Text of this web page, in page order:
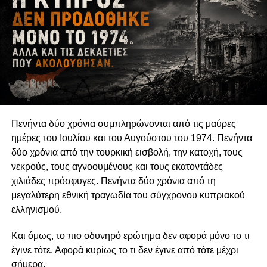
δημόσιου ελέγχου και συλλογικής διεκδίκησης οι οποίες
δεν εξαντλούνται στους θεσμούς της αντιπροσωπευτικής
δημοκρατίας. Η δυνατότητα των οργανώσεων να
αναδεικνύουν παραμελημένα προβλήματα, να
υπερασπίζονται δικαιώματα και να συμβάλλουν στη
διαμόρφωση δημόσιων πολιτικών συνδέεται άμεσα με τη
διατήρηση της οργανωτικής και πνευματικής τους
αυτονομίας.
Η αυτονομία αυτή δεν συνεπάγεται πολιτική
ουδετερότητα. Μια οργάνωση μπορεί θεμιτά να
υποστηρίζει περιβαλλοντικές πολιτικές, κοινωνικά
δικαιώματα, θεσμικές μεταρρυθμίσεις ή συγκεκριμένες
νομοθετικές παρεμβάσεις. Μπορεί επίσης να ασκεί κριτική
στην κυβέρνηση, να συνεργάζεται με αιρετούς
εκπροσώπους ή να συμμετέχει σε διαδικασίες δημόσιας
ανοικτή, συμπεριληπτική και αποτελεσματική συμμετοχή
της κοινωνίας των πολιτών ως συστατικό στοιχείο της
Πενήντα δύο χρόνια συμπληρώνονται από τις μαύρες
ημέρες του Ιουλίου και του Αυγούστου του 1974. Πενήντα
δύο χρόνια από την τουρκική εισβολή, την κατοχή, τους
νεκρούς, τους αγνοουμένους και τους εκατοντάδες
χιλιάδες πρόσφυγες. Πενήντα δύο χρόνια από τη
μεγαλύτερη εθνική τραγωδία του σύγχρονου κυπριακού
ελληνισμού.
Και όμως, το πιο οδυνηρό ερώτημα δεν αφορά μόνο το τι
έγινε τότε. Αφορά κυρίως το τι δεν έγινε από τότε μέχρι
σήμερα.